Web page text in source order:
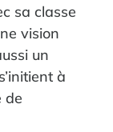
sa classe
vision
un
à
de